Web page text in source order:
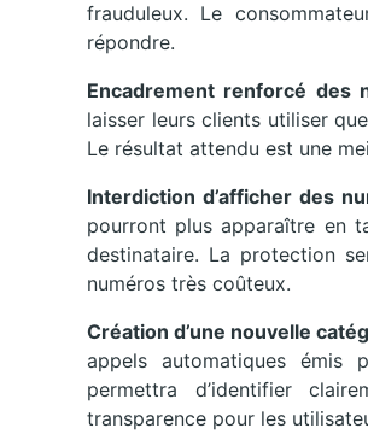
frauduleux. Le
répondre.
Encadrement renforcé des
laisser leurs clients utiliser
Le résultat attendu est une
Interdiction d’afficher des
pourront plus apparaître en
destinataire. La protection
numéros très coûteux.
Création d’une nouvelle
appels automatiques émis
permettra d’identifier
transparence pour les